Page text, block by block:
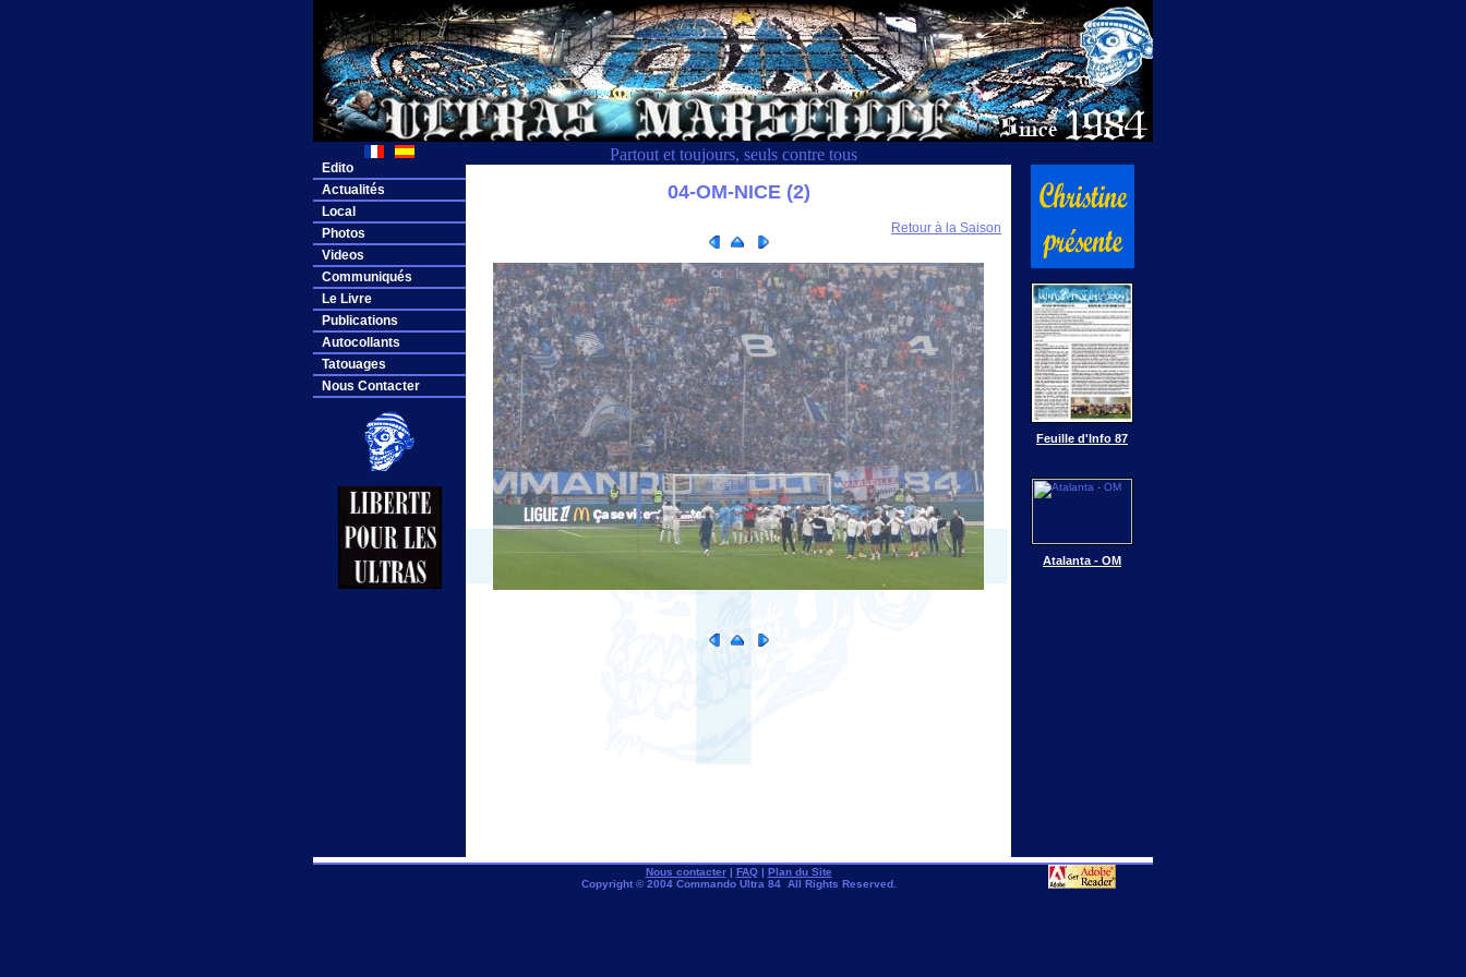
Partout et toujours, seuls contre tous
Edito
Actualités
Local
Photos
Videos
Communiqués
Le Livre
Publications
Autocollants
Tatouages
Nous Contacter
04-OM-NICE (2)
Retour à la Saison
Feuille d'Info 87
Atalanta - OM
Nous contacter| FAQ| Plan du Site
Copyright © 2004 Commando Ultra 84 All Rights Reserved.